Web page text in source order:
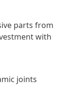
parts from
with
joints